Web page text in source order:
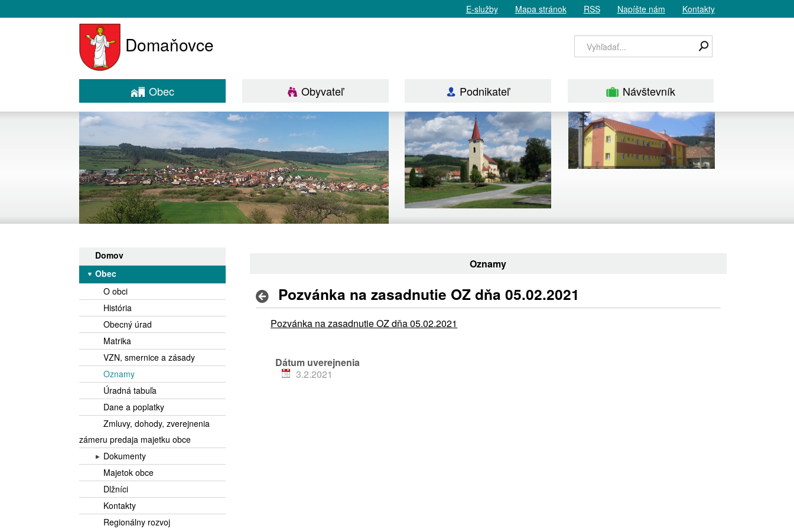
E-služby Mapa stránok RSS Napíšte nám Kontakty
Domaňovce
Obec Obyvateľ Podnikateľ Návštevník
Domov
Obec
O obci
História
Obecný úrad
Matrika
VZN, smernice a zásady
Oznamy
Úradná tabuľa
Dane a poplatky
Zmluvy, dohody, zverejnenia
zámeru predaja majetku obce
Dokumenty
Rozpočet
Záverečný účet obce
Územný plán obce
Výročné správy
Majetok obce
Dlžníci
Kontakty
Regionálny rozvoj
Oznamy
Pozvánka na zasadnutie OZ dňa 05.02.2021
Pozvánka na zasadnutie OZ dňa 05.02.2021
Dátum uverejnenia
3.2.2021